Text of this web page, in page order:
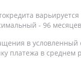
- 96
в условленный
платежа в среднем